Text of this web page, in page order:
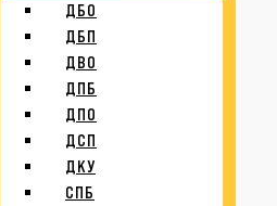
ДБО
ДБП
ДВО
ДПБ
ДПО
ДСП
ДКУ
СПБ